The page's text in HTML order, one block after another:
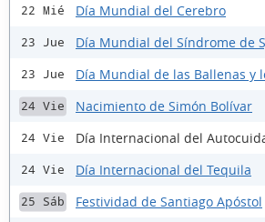
22 Mié Día Mundial del Cerebro
23 Jue Día Mundial del Síndrome de
23 Jue Día Mundial de las Ballenas y
24 Vie Nacimiento de Simón Bolívar
24 Vie Día Internacional del
24 Vie Día Internacional del Tequila
25 Sáb Festividad de Santiago Apóstol